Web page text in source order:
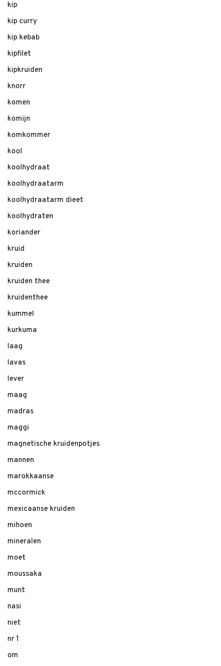
kip
kip curry
kip kebab
kipfilet
kipkruiden
knorr
komen
komijn
komkommer
kool
koolhydraat
koolhydraatarm
koolhydraatarm dieet
koolhydraten
koriander
kruid
kruiden
kruiden thee
kruidenthee
kummel
kurkuma
laag
lavas
lever
maag
madras
maggi
magnetische kruidenpotjes
mannen
marokkaanse
mccormick
mexicaanse kruiden
mihoen
mineralen
moet
moussaka
munt
nasi
niet
nr 1
om